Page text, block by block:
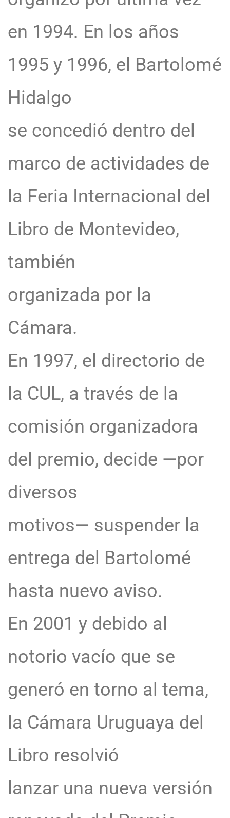
en 1994. En los años
1995 y 1996, el Bartolomé
Hidalgo
se concedió dentro del
marco de actividades de
la Feria Internacional del
Libro de Montevideo,
también
organizada por la
Cámara.
En 1997, el directorio de
la CUL, a través de la
comisión organizadora
del premio, decide —por
diversos
motivos— suspender la
entrega del Bartolomé
hasta nuevo aviso.
En 2001 y debido al
notorio vacío que se
generó en torno al tema,
la Cámara Uruguaya del
Libro resolvió
lanzar una nueva versión